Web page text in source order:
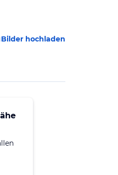
Bilder hochladen